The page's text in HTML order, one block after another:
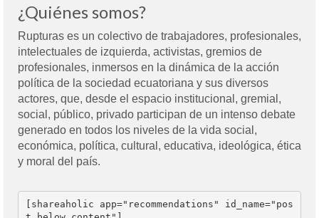
¿Quiénes somos?
Rupturas es un colectivo de trabajadores, profesionales,
intelectuales de izquierda, activistas, gremios de
profesionales, inmersos en la dinámica de la acción
política de la sociedad ecuatoriana y sus diversos
actores, que, desde el espacio institucional, gremial,
social, público, privado participan de un intenso debate
generado en todos los niveles de la vida social,
económica, política, cultural, educativa, ideológica, ética
y moral del país.
[shareaholic app="recommendations" id_name="pos